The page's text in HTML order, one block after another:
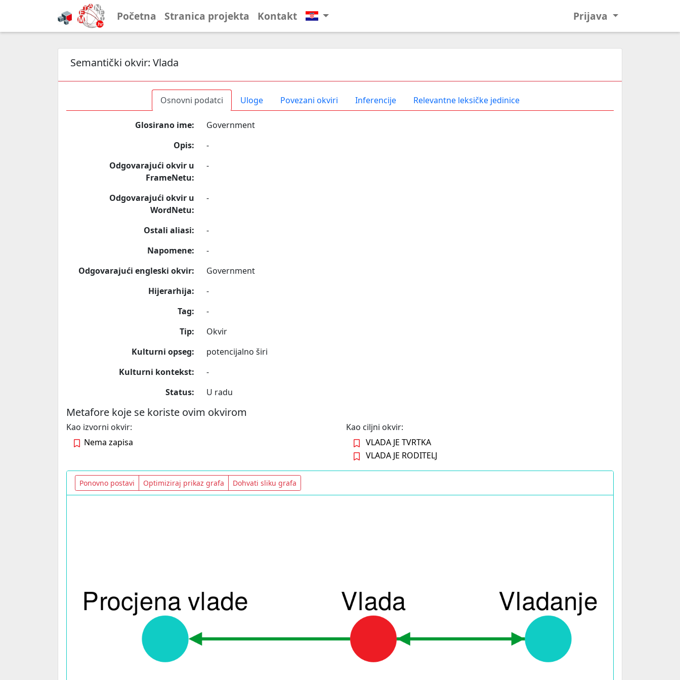
Početna Stranica projekta Kontakt Prijava
Semantički okvir: Vlada
Osnovni podatci Uloge Povezani okviri Inferencije Relevantne leksičke jedinice
Glosirano ime:
Government
Opis:
-
Odgovarajući okvir u
FrameNetu:
-
Odgovarajući okvir u
WordNetu:
-
Ostali aliasi:
-
Napomene:
-
Odgovarajući engleski okvir:
Government
Hijerarhija:
-
Tag:
-
Tip:
Okvir
Kulturni opseg:
potencijalno širi
Kulturni kontekst:
-
Status:
U radu
Metafore koje se koriste ovim okvirom
Kao izvorni okvir:
Nema zapisa
Kao ciljni okvir:
VLADA JE TVRTKA
VLADA JE RODITELJ
Ponovno postavi Optimiziraj prikaz grafa Dohvati sliku grafa